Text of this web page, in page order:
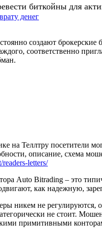
биткойны для
денег
создают брокерские
соответственно
на Теллтру посетители
описание, схема
letters/
Auto Bitrading – это
как надежную,
никем не регулируются,
не стоит.
примитивными